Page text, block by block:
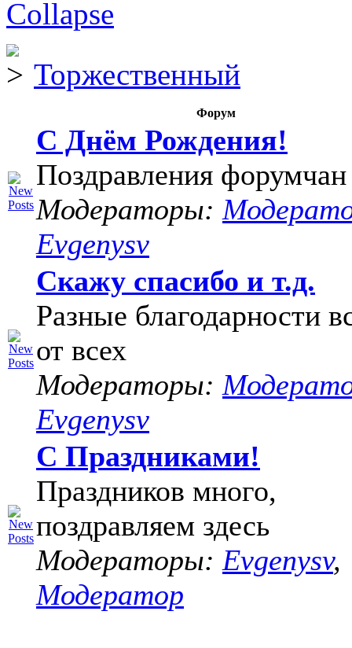
Торжественный
Форум
С Днём Рождения!
Поздравления форумчан
Модераторы:
Evgenysv
Скажу спасибо и т.д.
Разные благодарности
от всех
Модераторы:
Evgenysv
С Праздниками!
Праздников много,
поздравляем здесь
Модераторы: Evgenysv,
Модератор